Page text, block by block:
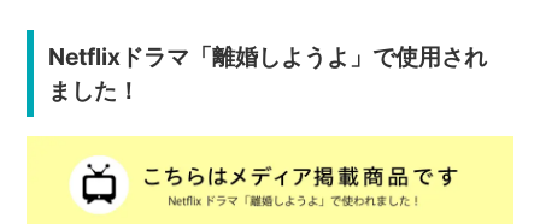
Netflixドラマ「離婚しようよ」で使用され
ました！